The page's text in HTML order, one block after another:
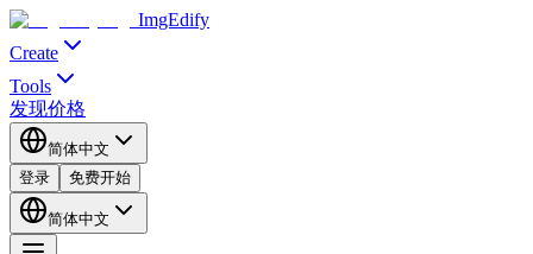
ImgEdify
Create
Tools
发现价格
简体中文
登录
免费开始
简体中文